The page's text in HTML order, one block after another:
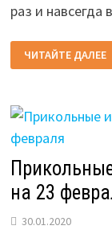
раз и навсегда
МОДНЫЕ
МУЖСКИЕ
СТРИЖКИ
ТЕНДЕНЦИИ
МОДЫ
ЧИТАЙТЕ ДАЛЕЕ
на 23
30.01.2020